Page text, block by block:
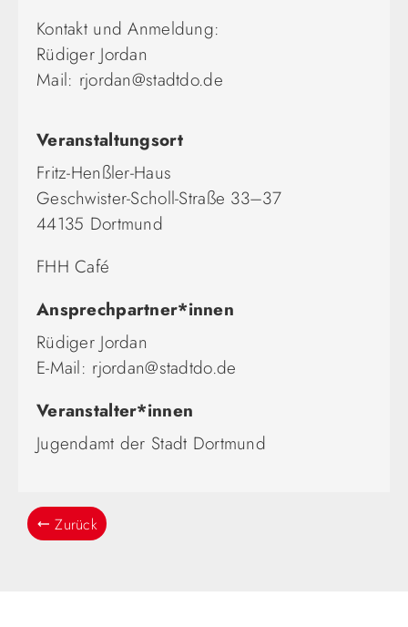
Kontakt und Anmeldung:
Rüdiger Jordan
Mail: rjordan@stadtdo.de
Veranstaltungsort
Fritz-Henßler-Haus
Geschwister-Scholl-Straße 33–37
44135 Dortmund
FHH Café
Ansprechpartner*innen
Rüdiger Jordan
E-Mail: rjordan@stadtdo.de
Veranstalter*innen
Jugendamt der Stadt Dortmund
Zurück